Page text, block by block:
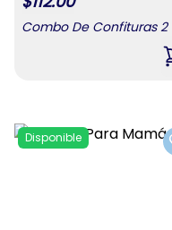
Combo De Confituras 2
Disponible